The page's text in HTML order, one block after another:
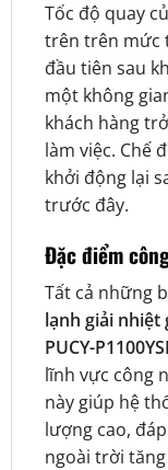
Tốc độ quay
trên trên mức
đầu tiên sau
một không
khách hàng
làm việc. Chế
khởi động lại
trước đây.
Đặc điểm
Tất cả những
lạnh giải
PUCY-
lĩnh vực công
này giúp hệ
lượng cao,
ngoài trời